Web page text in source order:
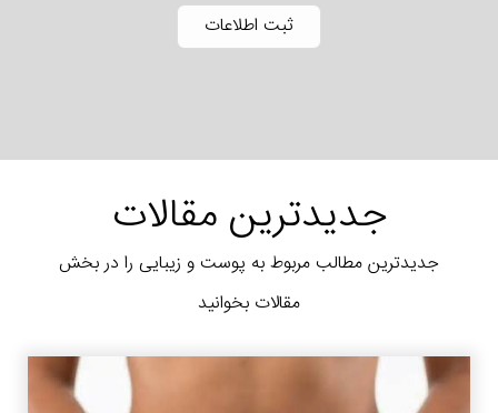
جدیدترین مقالات
جدیدترین مطالب مربوط به پوست و زیبایی را در بخش
مقالات بخوانید